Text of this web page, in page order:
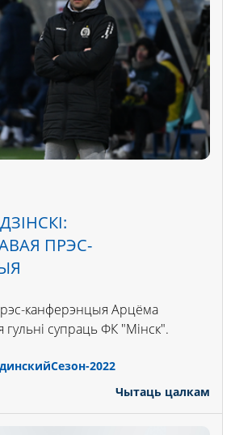
ПРЭС-
канферэнцыя Арцёма
гульні супраць ФК "Мінск".
Сезон-2022
Чытаць цалкам